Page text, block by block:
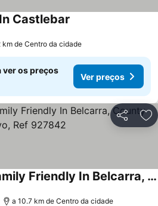
Castlebar
km de Centro da cidade
ver os preços
Ver preços
Partilhar
Annies Cottage, Family Friendly In Belcarra, County Mayo, Ref 927842
a 10.7 km de Centro da cidade